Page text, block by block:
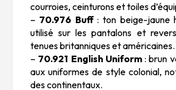
courroies, ceinturons et toiles
– 70.976 Buff: ton beige-jaune
utilisé sur les pantalons et
tenues britanniques et américaines.
– 70.921 English Uniform: brun
aux uniformes de style colonial,
des continentaux.